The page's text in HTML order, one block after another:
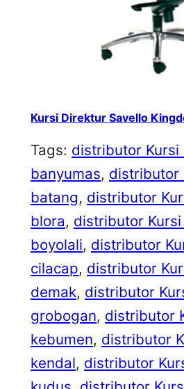
Kursi Direktur Savello
Tags: distributor Kursi
banyumas, distributor
batang, distributor
blora, distributor
boyolali, distributor
cilacap, distributor
demak, distributor
grobogan, distributor
kebumen, distributor
kendal, distributor